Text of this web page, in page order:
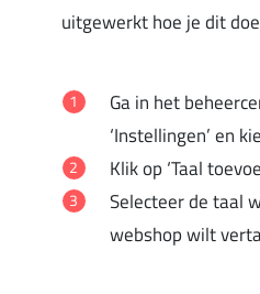
uitgewerkt hoe je dit
Ga in het
‘Instellingen’ en
Klik op ‘Taal
Selecteer de taal
webshop wilt